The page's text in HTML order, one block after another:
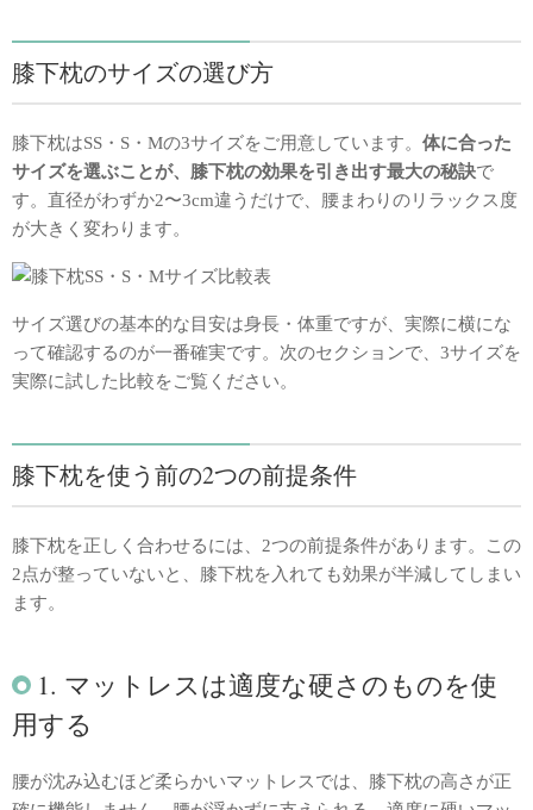
膝下枕のサイズの選び方
膝下枕はSS・S・Mの3サイズをご用意しています。 体に合った
サイズを選ぶことが、膝下枕の効果を引き出す最大の秘訣で
す。直径がわずか2〜3cm違うだけで、腰まわりのリラックス度
が大きく変わります。
サイズ選びの基本的な目安は身長・体重ですが、実際に横にな
って確認するのが一番確実です。次のセクションで、3サイズを
実際に試した比較をご覧ください。
膝下枕を使う前の2つの前提条件
膝下枕を正しく合わせるには、2つの前提条件があります。この
2点が整っていないと、膝下枕を入れても効果が半減してしまい
ます。
1. マットレスは適度な硬さのものを使
用する
腰が沈み込むほど柔らかいマットレスでは、膝下枕の高さが正